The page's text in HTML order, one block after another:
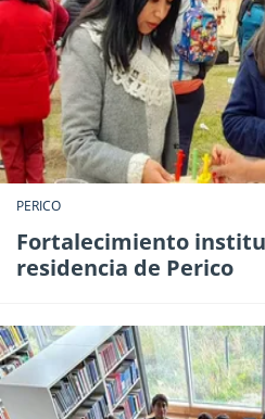
PERICO
Fortalecimiento
residencia de Perico